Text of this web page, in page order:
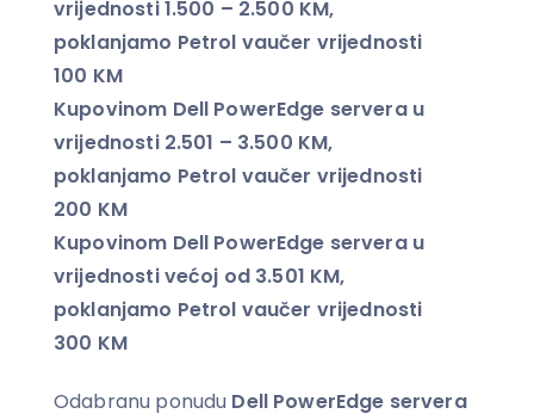
vrijednosti 1.500 – 2.500 KM,
poklanjamo Petrol vaučer vrijednosti
100 KM
Kupovinom Dell PowerEdge servera u
vrijednosti 2.501 – 3.500 KM,
poklanjamo Petrol vaučer vrijednosti
200 KM
Kupovinom Dell PowerEdge servera u
vrijednosti većoj od 3.501 KM,
poklanjamo Petrol vaučer vrijednosti
300 KM
Odabranu ponudu Dell PowerEdge servera